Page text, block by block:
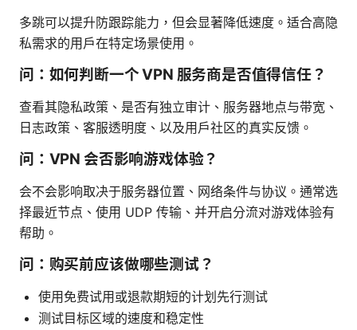
多跳可以提升防跟踪能力，但会显著降低速度。适合高隐
私需求的用户在特定场景使用。
问：如何判断一个 VPN 服务商是否值得信任？
查看其隐私政策、是否有独立审计、服务器地点与带宽、
日志政策、客服透明度、以及用户社区的真实反馈。
问：VPN 会否影响游戏体验？
会不会影响取决于服务器位置、网络条件与协议。通常选
择最近节点、使用 UDP 传输、并开启分流对游戏体验有
帮助。
问：购买前应该做哪些测试？
使用免费试用或退款期短的计划先行测试
测试目标区域的速度和稳定性